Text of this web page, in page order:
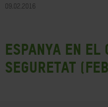
09.02.2016
Espanya en
Seguretat